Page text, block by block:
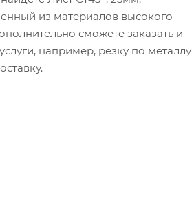
из материалов высокого
сможете заказать и
например, резку по металлу